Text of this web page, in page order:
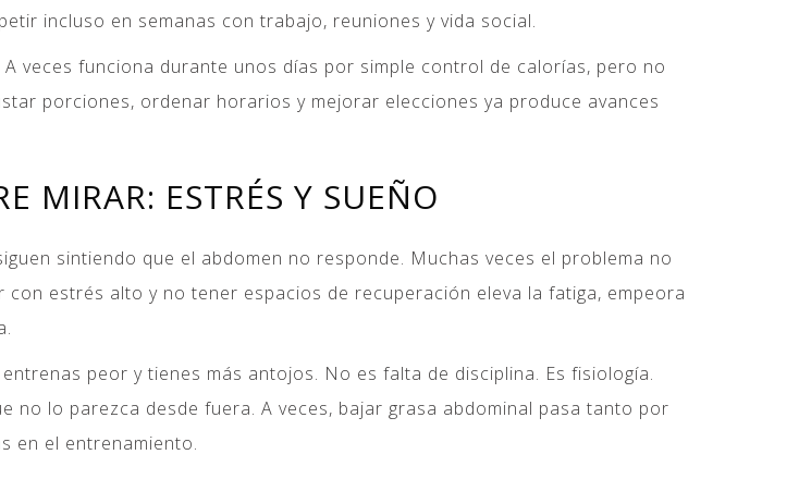
incluso en semanas con trabajo, reuniones y vida social.
veces funciona durante unos días por simple control de calorías, pero no
porciones, ordenar horarios y mejorar elecciones ya produce avances
MIRAR: ESTRÉS Y SUEÑO
sintiendo que el abdomen no responde. Muchas veces el problema no
estrés alto y no tener espacios de recuperación eleva la fatiga, empeora
peor y tienes más antojos. No es falta de disciplina. Es fisiología.
no lo parezca desde fuera. A veces, bajar grasa abdominal pasa tanto por
en el entrenamiento.